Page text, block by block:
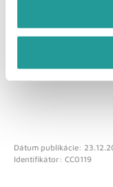
Dátum publikácie:
Identifikátor: CC0119